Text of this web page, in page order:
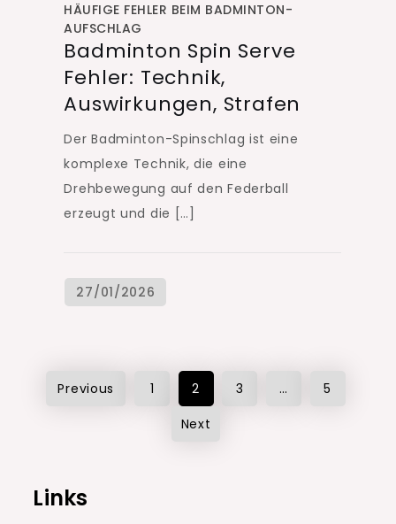
HÄUFIGE FEHLER BEIM BADMINTON-
AUFSCHLAG
Badminton Spin Serve
Fehler: Technik,
Auswirkungen, Strafen
Der Badminton-Spinschlag ist eine
komplexe Technik, die eine
Drehbewegung auf den Federball
erzeugt und die […]
Posts
pagination
Previous 1 2 3 …
5
Next
Links